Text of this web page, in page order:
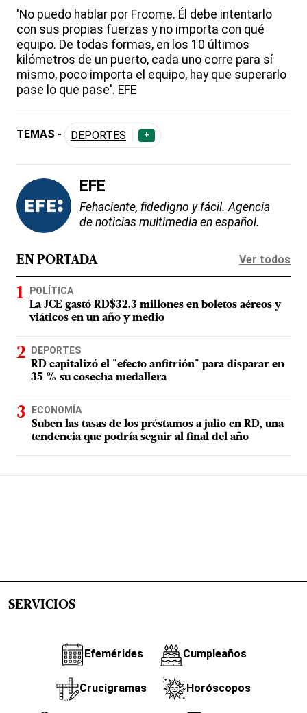
'No puedo hablar por Froome. Él debe intentarlo
con sus propias fuerzas y no importa con qué
equipo. De todas formas, en los 10 últimos
kilómetros de un puerto, cada uno corre para sí
mismo, poco importa el equipo, hay que superarlo
pase lo que pase'. EFE
TEMAS - DEPORTES +
EFE
Fehaciente, fidedigno y fácil. Agencia
de noticias multimedia en español.
EN PORTADA Ver todos
POLÍTICA
La JCE gastó RD$32.3 millones en boletos aéreos y
viáticos en un año y medio
DEPORTES
RD capitalizó el "efecto anfitrión" para disparar en
35 % su cosecha medallera
ECONOMÍA
Suben las tasas de los préstamos a julio en RD, una
tendencia que podría seguir al final del año
SERVICIOS
Efemérides Cumpleaños
Crucigramas Horóscopos